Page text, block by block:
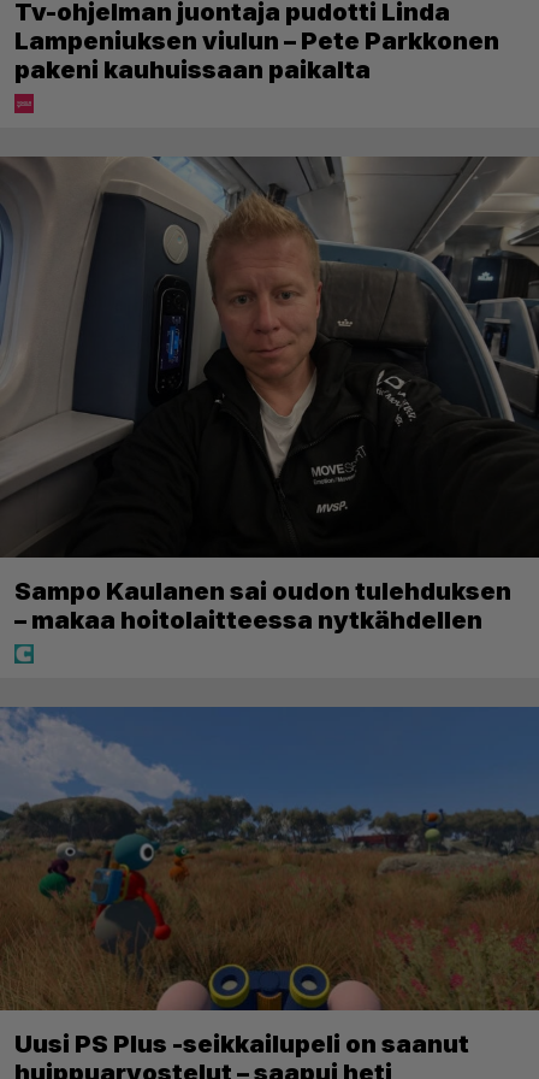
Tv-ohjelman juontaja pudotti Linda
Lampeniuksen viulun – Pete Parkkonen
pakeni kauhuissaan paikalta
Sampo Kaulanen sai oudon tulehduksen
– makaa hoitolaitteessa nytkähdellen
Uusi PS Plus -seikkailupeli on saanut
huippuarvostelut – saapui heti